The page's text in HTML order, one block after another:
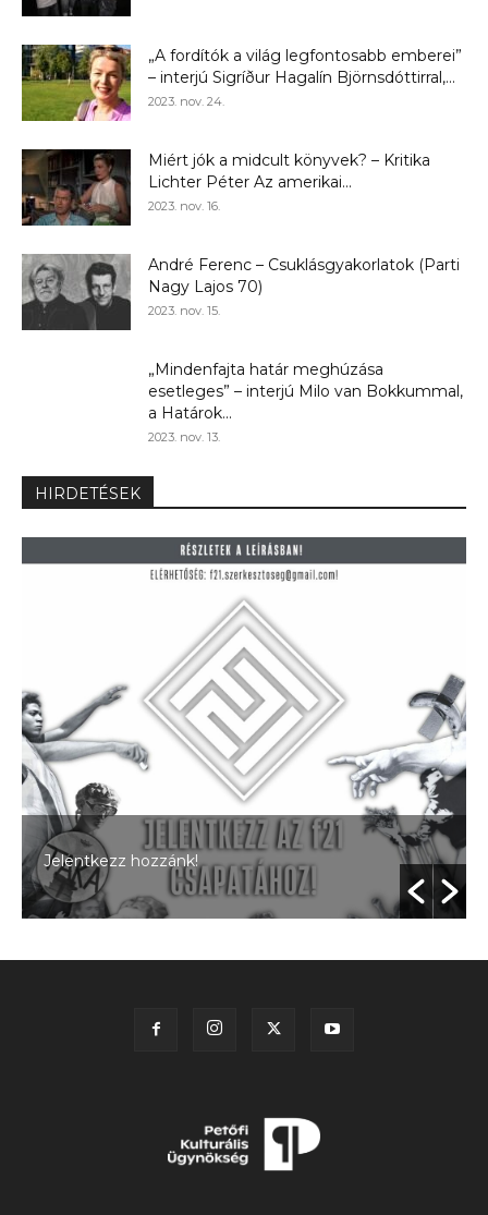
„A fordítók a világ legfontosabb emberei”
– interjú Sigríður Hagalín Björnsdóttirral,...
2023. nov. 24.
Miért jók a midcult könyvek? – Kritika
Lichter Péter Az amerikai...
2023. nov. 16.
André Ferenc – Csuklásgyakorlatok (Parti
Nagy Lajos 70)
2023. nov. 15.
„Mindenfajta határ meghúzása
esetleges” – interjú Milo van Bokkummal,
a Határok...
2023. nov. 13.
HIRDETÉSEK
Jelentkezz hozzánk!